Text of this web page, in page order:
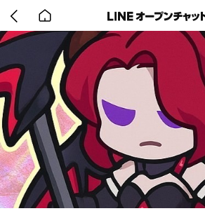
back
to
home